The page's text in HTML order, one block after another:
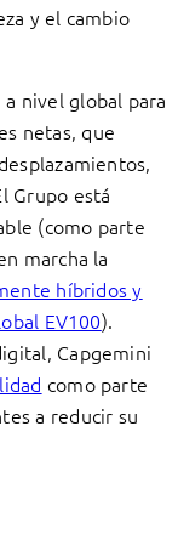
y el cambio
nivel global para
netas, que
Grupo está
(como parte
marcha la
híbridos y
EV100).
Capgemini
como parte
a reducir su